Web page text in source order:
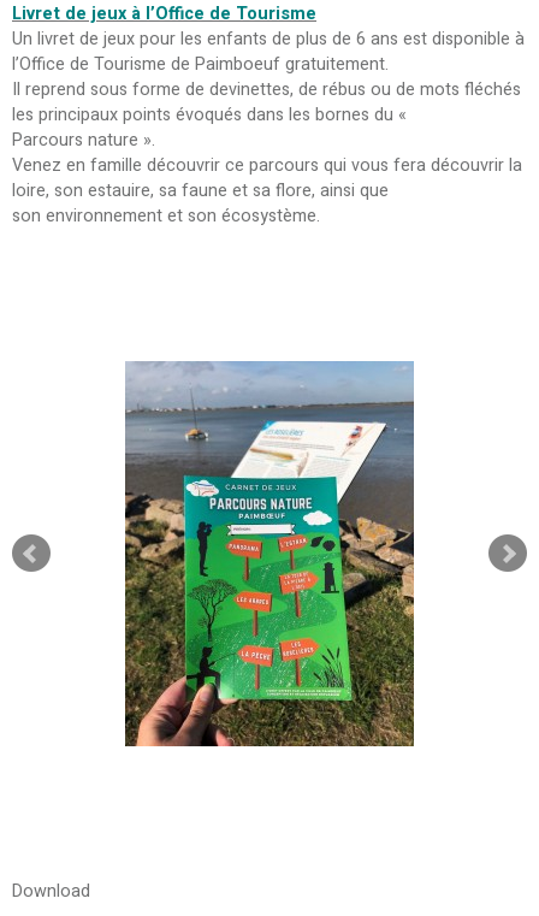
Livret de jeux à l’Office de Tourisme
Un livret de jeux pour les enfants de plus de 6 ans est disponible à
l’Office de Tourisme de Paimboeuf gratuitement.
Il reprend sous forme de devinettes, de rébus ou de mots fléchés
les principaux points évoqués dans les bornes du «
Parcours nature ».
Venez en famille découvrir ce parcours qui vous fera découvrir la
loire, son estauire, sa faune et sa flore, ainsi que
son environnement et son écosystème.
Download